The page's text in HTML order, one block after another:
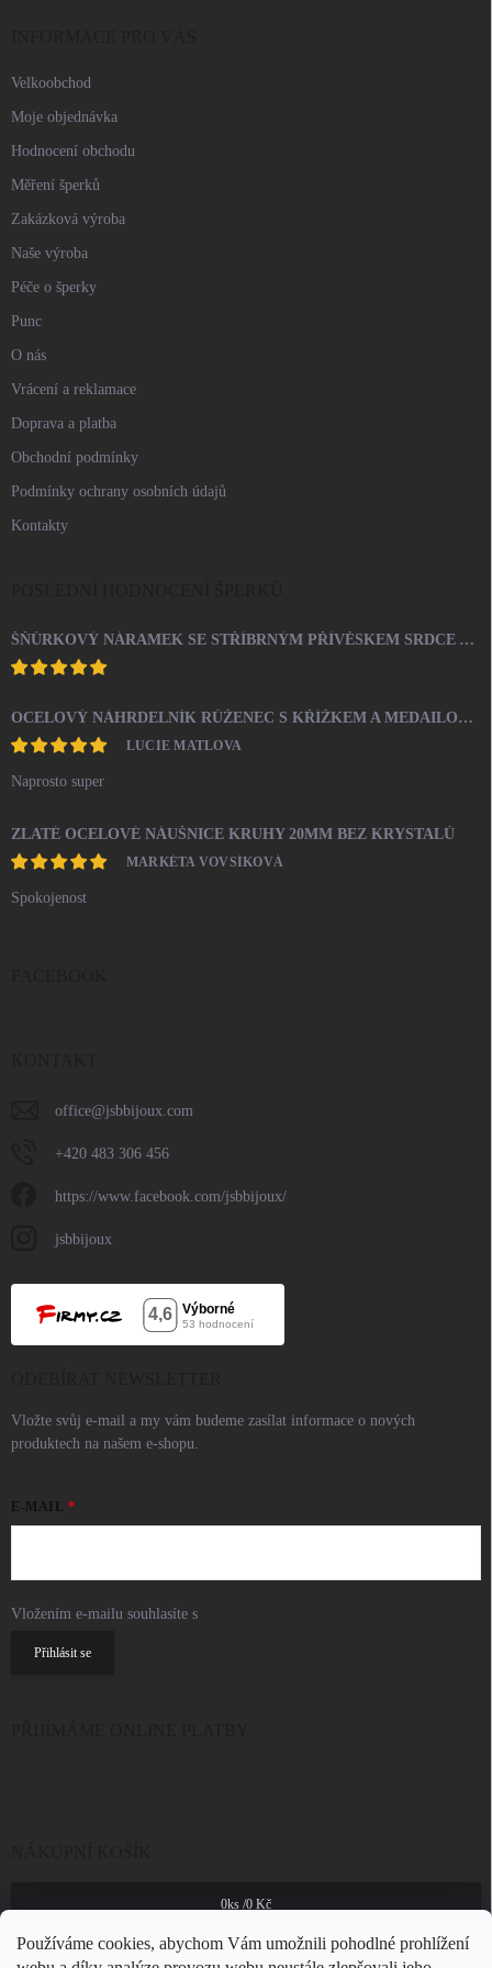
Používáme cookies, abychom Vám umožnili pohodlné prohlížení
Velkoobchod
Moje objednávka
Hodnocení obchodu
Měření šperků
Zakázková výroba
Naše výroba
Péče o šperky
Punc
O nás
Vrácení a reklamace
Doprava a platba
Obchodní podmínky
Podmínky ochrany osobních údajů
Kontakty
ŠŇŮRKOVÝ NÁRAMEK SE STŘÍBRNÝM PŘÍVĚSKEM SRDCE A KRYSTALY SWAROVSKI CRYSTAL (STŘÍBRO 925/1000)
OCELOVÝ NÁHRDELNÍK RŮŽENEC S KŘÍŽKEM A MEDAILONEM
LUCIE MATLOVA
Naprosto super
ZLATÉ OCELOVÉ NÁUŠNICE KRUHY 20MM BEZ KRYSTALŮ
MARKÉTA VOVSÍKOVÁ
Spokojenost
office@jsbbijoux.com
+420 483 306 456
https://www.facebook.com/jsbbijoux/
jsbbijoux
Vložte svůj e-mail a my vám budeme zasílat informace o nových
produktech na našem e-shopu.
E-MAIL
Vložením e-mailu souhlasíte s
Přihlásit se
0ks /0 Kč